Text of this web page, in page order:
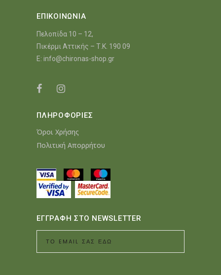
ΕΠΙΚΟΙΝΩΝΙΑ
Πελοπίδα 10 – 12,
Πικέρμι Αττικής – Τ.Κ. 190 09
E: info@chironas-shop.gr
ΠΛΗΡΟΦΟΡΙΕΣ
Όροι Χρήσης
Πολιτική Απορρήτου
ΕΓΓΡΑΦΗ ΣΤΟ NEWSLETTER